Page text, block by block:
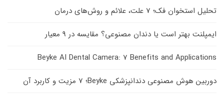
تحلیل استخوان فک؛ 7 علت، علائم و روش‌های درمان
ایمپلنت بهتر است یا دندان مصنوعی؟ مقایسه در 9 معیار
Beyke AI Dental Camera: 7 Benefits and Applications
دوربین هوش مصنوعی دندانپزشکی Beyke؛ 7 مزیت و کاربرد آن